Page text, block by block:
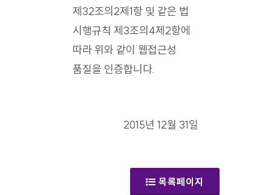
제32조의2제1항 및 같은 법
시행규칙 제3조의4제2항에
따라 위와 같이 웹접근성
품질을 인증합니다.
2015년 12월 31일
목록페이지